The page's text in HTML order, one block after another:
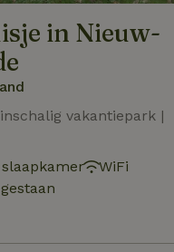
in Nieuw-
vakantiepark |
slaapkamer
WiFi